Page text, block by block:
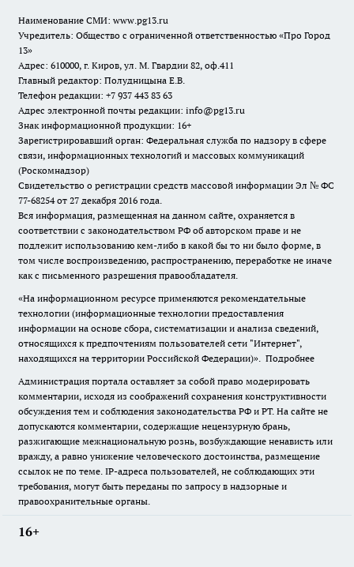
Наименование СМИ: www.pg13.ru
Учредитель: Общество с ограниченной ответственностью «Про Город
13»
Адрес: 610000, г. Киров, ул. М. Гвардии 82, оф.411
Главный редактор: Полудницына Е.В.
Телефон редакции: +7 937 443 83 63
Адрес электронной почты редакции: info@pg13.ru
Знак информационной продукции: 16+
Зарегистрировавший орган: Федеральная служба по надзору в сфере
связи, информационных технологий и массовых коммуникаций
(Роскомнадзор)
Свидетельство о регистрации средств массовой информации Эл № ФС
77-68254 от 27 декабря 2016 года.
Вся информация, размещенная на данном сайте, охраняется в
соответствии с законодательством РФ об авторском праве и не
подлежит использованию кем-либо в какой бы то ни было форме, в
том числе воспроизведению, распространению, переработке не иначе
как с письменного разрешения правообладателя.
«На информационном ресурсе применяются рекомендательные
технологии (информационные технологии предоставления
информации на основе сбора, систематизации и анализа сведений,
относящихся к предпочтениям пользователей сети "Интернет",
находящихся на территории Российской Федерации)». Подробнее
Администрация портала оставляет за собой право модерировать
комментарии, исходя из соображений сохранения конструктивности
обсуждения тем и соблюдения законодательства РФ и РТ. На сайте не
допускаются комментарии, содержащие нецензурную брань,
разжигающие межнациональную рознь, возбуждающие ненависть или
вражду, а равно унижение человеческого достоинства, размещение
ссылок не по теме. IP-адреса пользователей, не соблюдающих эти
требования, могут быть переданы по запросу в надзорные и
правоохранительные органы.
16+